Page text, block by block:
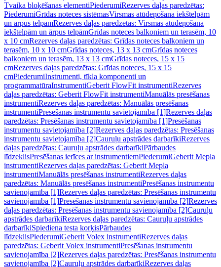
Tvaika bloķēšanas elementiPiederumiRezerves daļas paredzētas:
PiederumiGrīdas noteces sistēmasVirsmas atūdeņošana iekštelpām
un ārpus telpāmRezerves daļas paredzētas: Virsmas atūdeņošana
iekštelpām un ārpus telpāmGrīdas noteces balkoniem un terasēm, 10
x 10 cmRezerves daļas paredzētas: Grīdas noteces balkoniem un
terasēm, 10 x 10 cmGrīdas noteces, 13 x 13 cmGrīdas noteces
balkoniem un terasēm, 13 x 13 cmGrīdas noteces, 15 x 15
cmRezerves daļas paredzētas: Grīdas noteces, 15 x 15
cmPiederumiInstrumenti, tīkla komponenti un
programmatūraInstrumentiGeberit FlowFit instrumentiRezerves
daļas paredzētas: Geberit FlowFit instrumentiManuālās presēšanas
instrumentiRezerves daļas paredzētas: Manuālās presēšanas
instrumentiPresēšanas instrumentu savietojamība [1]Rezerves daļas
paredzētas: Presēšanas instrumentu savietojamība [1]Presēšanas
instrumentu savietojamība [2]Rezerves daļas paredzētas: Presēšanas
instrumentu savietojamība [2]Cauruļu apstrādes darbarīkiRezerves
daļas paredzētas: Cauruļu apstrādes darbarīkiPārbaudes
līdzeklisPresēšanas ierīces ar instrumentiemPiederumiGeberit Mepla
instrumentiRezerves daļas paredzētas: Geberit Mepla
instrumentiManuālās presēšanas instrumentiRezerves daļas
paredzētas: Manuālās presēšanas instrumentiPresēšanas instrumentu
savienojamība [1]Rezerves daļas paredzētas: Presēšanas instrumentu
savienojamība [1]Presēšanas instrumentu savienojamība [2]Rezerves
daļas paredzētas: Presēšanas instrumentu savienojamība [2]Cauruļu
apstrādes darbarīkiRezerves daļas paredzētas: Cauruļu apstrādes
darbarīkiSpiediena testa korķisPārbaudes
līdzeklisPiederumiGeberit Volex instrumentiRezerves daļas
paredzētas: Geberit Volex instrumentiPresēšanas instrumentu
savienojamība [2]Rezerves daļas paredzētas: Presēšanas instrumentu
savienojamība [2]Cauruļu apstrādes darbarīkiRezerves daļas